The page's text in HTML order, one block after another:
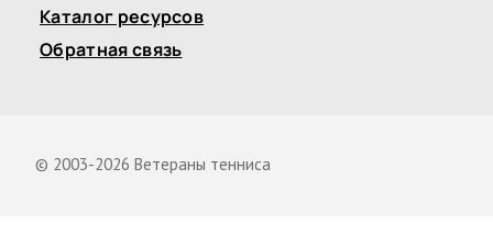
Каталог ресурсов
Обратная связь
© 2003-2026 Ветераны тенниса